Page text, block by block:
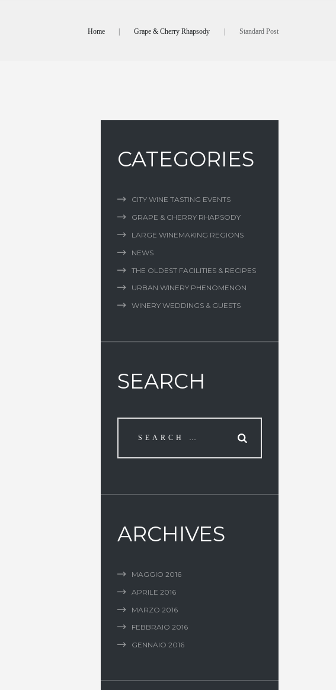
Home Grape & Cherry Rhapsody Standard Post
CATEGORIES
CITY WINE TASTING EVENTS
GRAPE & CHERRY RHAPSODY
LARGE WINEMAKING REGIONS
NEWS
THE OLDEST FACILITIES & RECIPES
URBAN WINERY PHENOMENON
WINERY WEDDINGS & GUESTS
SEARCH
ARCHIVES
MAGGIO 2016
APRILE 2016
MARZO 2016
FEBBRAIO 2016
GENNAIO 2016